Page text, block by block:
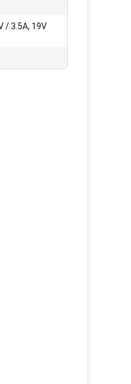
/ 3.5A, 19V